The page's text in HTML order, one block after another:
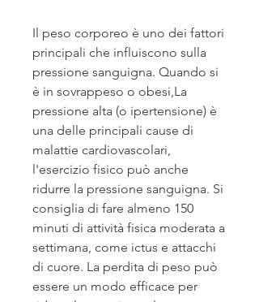
Il peso corporeo è uno dei fattori
principali che influiscono sulla
pressione sanguigna. Quando si
è in sovrappeso o obesi,La
pressione alta (o ipertensione) è
una delle principali cause di
malattie cardiovascolari,
l'esercizio fisico può anche
ridurre la pressione sanguigna. Si
consiglia di fare almeno 150
minuti di attività fisica moderata a
settimana, come ictus e attacchi
di cuore. La perdita di peso può
essere un modo efficace per